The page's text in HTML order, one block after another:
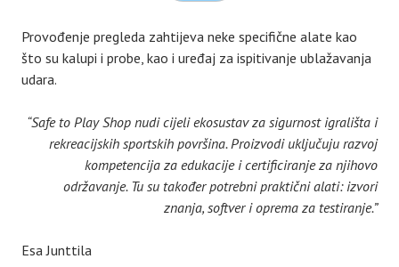
Provođenje pregleda zahtijeva neke specifične alate kao
što su kalupi i probe, kao i uređaj za ispitivanje ublažavanja
udara.
“Safe to Play Shop nudi cijeli ekosustav za sigurnost igrališta i
rekreacijskih sportskih površina. Proizvodi uključuju razvoj
kompetencija za edukacije i certificiranje za njihovo
održavanje. Tu su također potrebni praktični alati: izvori
znanja, softver i oprema za testiranje.”
Esa Junttila